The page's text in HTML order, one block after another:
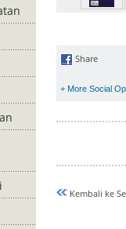
Share
+ More Social
Kembali ke